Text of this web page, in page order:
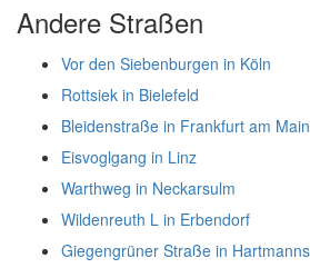
Andere Straßen
Vor den Siebenburgen in Köln
Rottsiek in Bielefeld
Bleidenstraße in Frankfurt am Main
Eisvoglgang in Linz
Warthweg in Neckarsulm
Wildenreuth L in Erbendorf
Giegengrüner Straße in